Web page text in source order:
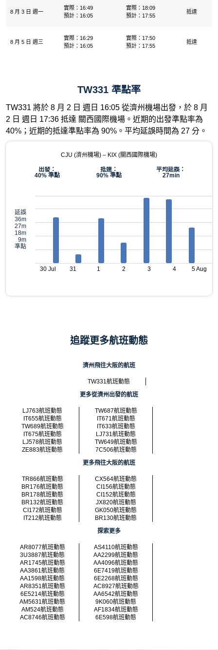
8 月 3 日 週一
實際：16:49
預計：16:05
實際：18:09
預計：17:55
抵達
8 月 5 日 週三
實際：16:29
預計：16:05
實際：17:50
預計：17:55
抵達
TW331 準點率
TW331 將於 8 月 2 日 週日 16:05 從濟州機場出發，於 8 月
2 日 週日 17:36 抵達 關西國際機場。近期的出發準點率為
40%；近期的抵達準點率為 90%。平均延誤時間為 27 分。
CJU (濟州機場) – KIX (關西國際機場)
出發：
40% 準點
抵達：
90% 準點
平均延誤：
27min
延誤
36m
27m
18m
9m
準點
30 Jul 31 1 2 3 4 5 Aug
追蹤更多航班動態
濟州飛往大阪的航班
TW331航班動態
更多從濟州出發的航班
LJ763航班動態
TW687航班動態
IT655航班動態
IT671航班動態
TW689航班動態
IT633航班動態
IT675航班動態
LJ731航班動態
LJ578航班動態
TW649航班動態
ZE883航班動態
7C506航班動態
更多飛往大阪的航班
TR866航班動態
CX564航班動態
BR176航班動態
CI156航班動態
BR178航班動態
CI152航班動態
BR132航班動態
JX820航班動態
CI172航班動態
GK050航班動態
IT212航班動態
BR130航班動態
探索更多
AR8077航班動態
AS4110航班動態
3U3887航班動態
AA2299航班動態
AR1745航班動態
AA4096航班動態
AA3861航班動態
6E7419航班動態
AA1598航班動態
6E2268航班動態
AR8351航班動態
AC8927航班動態
6E5214航班動態
AA6542航班動態
AM5631航班動態
9K060航班動態
AM524航班動態
AF1834航班動態
AC8746航班動態
6E598航班動態